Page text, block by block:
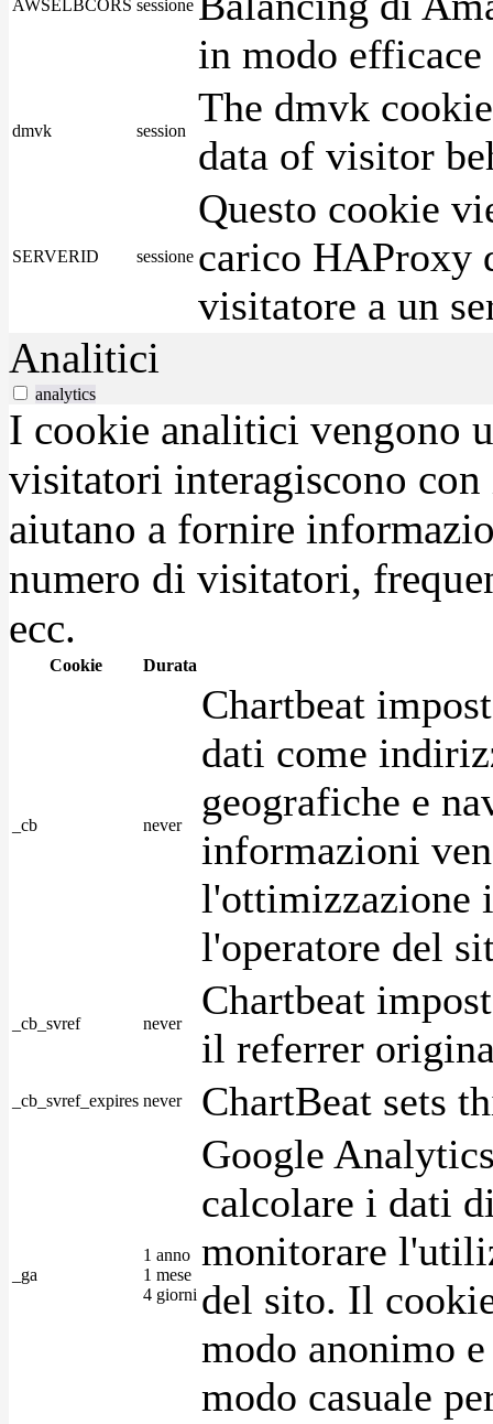
AWSELBCORS sessione
in modo
dmvk session
The dmvk
data of visitor
SERVERID sessione
Questo cookie
carico HAProxy
visitatore a un
Analitici
analytics
I cookie analitici vengono
visitatori interagiscono
aiutano a fornire
numero di visitatori,
ecc.
Cookie Durata
_cb never
Chartbeat
dati come
geografiche e
informazioni
l'ottimizzazione
l'operatore del
_cb_svref never
Chartbeat
il referrer
_cb_svref_expires never ChartBeat sets
_ga
1 anno
1 mese
4 giorni
Google
calcolare i dati
monitorare
del sito. Il
modo anonimo
modo casuale